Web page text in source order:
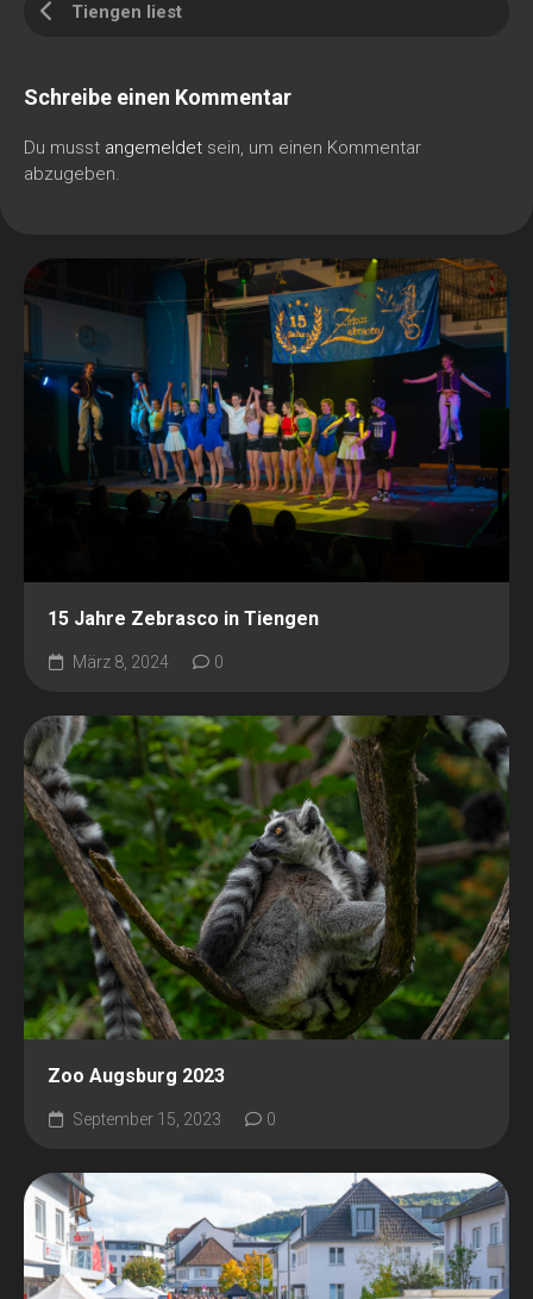
Tiengen liest
Schreibe einen Kommentar
Du musst angemeldet sein, um einen Kommentar
abzugeben.
15 Jahre Zebrasco in Tiengen
März 8, 2024 0
Zoo Augsburg 2023
September 15, 2023 0